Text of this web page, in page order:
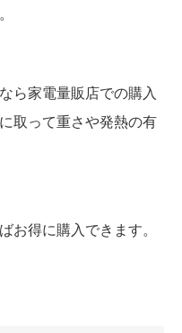
ら家電量販店での購入
取って重さや発熱の有
お得に購入できます。